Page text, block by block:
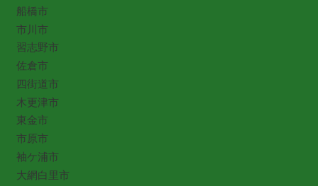
船橋市
市川市
習志野市
佐倉市
四街道市
木更津市
東金市
市原市
袖ケ浦市
大網白里市